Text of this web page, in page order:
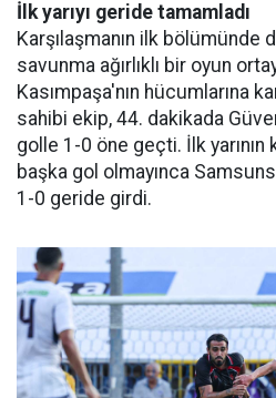
İlk yarıyı geride tamamladı
Karşılaşmanın ilk bölümünde
savunma ağırlıklı bir oyun
Kasımpaşa'nın hücumlarına
sahibi ekip, 44. dakikada
golle 1-0 öne geçti. İlk yarının
başka gol olmayınca
1-0 geride girdi.